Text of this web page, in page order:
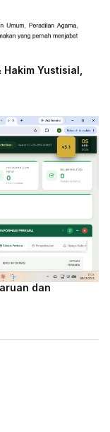
Yustisial,
dan